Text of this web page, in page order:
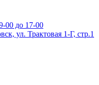
00 до 17-00
ул. Трактовая 1-Г, стр.1